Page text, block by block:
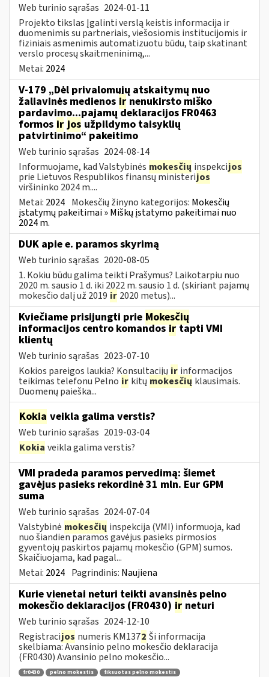
Web turinio sąrašas 2024-01-11
Projekto tikslas Įgalinti verslą keistis informacija ir
duomenimis su partneriais, viešosiomis institucijomis ir
fiziniais asmenimis automatizuotu būdu, taip skatinant
verslo procesų skaitmeninimą,...
Metai: 2024
V-179 „Dėl privalomųjų atskaitymų nuo
žaliavinės medienos ir nenukirsto miško
pardavimo...pajamų deklaracijos FR0463
formos ir jos užpildymo taisyklių
patvirtinimo“ pakeitimo
Web turinio sąrašas 2024-08-14
Informuojame, kad Valstybinės mokesčių inspekcijos
prie Lietuvos Respublikos finansų ministerijos
viršininko 2024 m....
Metai: 2024 Mokesčių žinyno kategorijos: Mokesčių
įstatymų pakeitimai » Miškų įstatymo pakeitimai nuo
2024 m.
DUK apie e. paramos skyrimą
Web turinio sąrašas 2020-08-05
1. Kokiu būdu galima teikti Prašymus? Laikotarpiu nuo
2020 m. sausio 1 d. iki 2022 m. sausio 1 d. (skiriant pajamų
mokesčio dalį už 2019 ir 2020 metus)...
Kviečiame prisijungti prie Mokesčių
informacijos centro komandosirtapti VMI
klientų
Web turinio sąrašas 2023-07-10
Kokios pareigos laukia? Konsultacijų ir informacijos
teikimas telefonu Pelno ir kitų mokesčių klausimais.
Duomenų paieška...
Kokia veikla galima verstis?
Web turinio sąrašas 2019-03-04
Kokia veikla galima verstis?
VMI pradeda paramos pervedimą: šiemet
gavėjus pasieks rekordinė 31 mln. Eur GPM
suma
Web turinio sąrašas 2024-07-04
Valstybinė mokesčių inspekcija (VMI) informuoja, kad
nuo šiandien paramos gavėjus pasieks pirmosios
gyventojų paskirtos pajamų mokesčio (GPM) sumos.
Skaičiuojama, kad pagal...
Metai: 2024 Pagrindinis: Naujiena
Kurie vienetai neturi teikti avansinės pelno
mokesčio deklaracijos (FR0430) ir neturi
Web turinio sąrašas 2024-12-10
Registracijos numeris KM1372 Ši informacija
skelbiama: Avansinio pelno mokesčio deklaracija
(FR0430) Avansinio pelno mokesčio...
fr0430 pelno mokestis fiksuotas pelno mokestis